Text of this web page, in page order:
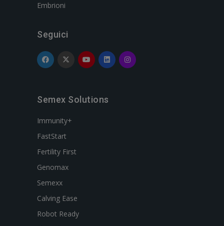
Embrioni
Seguici
Semex Solutions
Immunity+
FastStart
Fertility First
Genomax
Semexx
Calving Ease
Robot Ready